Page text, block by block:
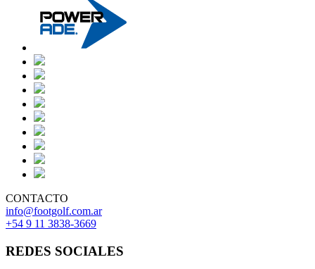
CONTACTO
info@footgolf.com.ar
+54 9 11 3838-3669
REDES SOCIALES